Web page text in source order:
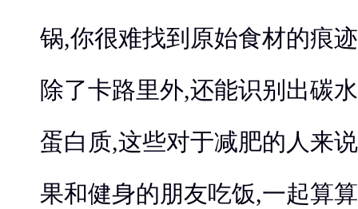
锅,你很难找到原始食材的痕
除了卡路里外,还能识别出碳
蛋白质,这些对于减肥的人来
果和健身的朋友吃饭,一起算